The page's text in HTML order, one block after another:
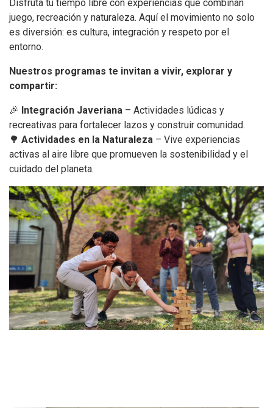
Disfruta tu tiempo libre con experiencias que combinan
juego, recreación y naturaleza. Aquí el movimiento no solo
es diversión: es cultura, integración y respeto por el
entorno.
Nuestros programas te invitan a vivir, explorar y
compartir:
🎉 Integración Javeriana – Actividades lúdicas y
recreativas para fortalecer lazos y construir comunidad.
🌳 Actividades en la Naturaleza – Vive experiencias
activas al aire libre que promueven la sostenibilidad y el
cuidado del planeta.